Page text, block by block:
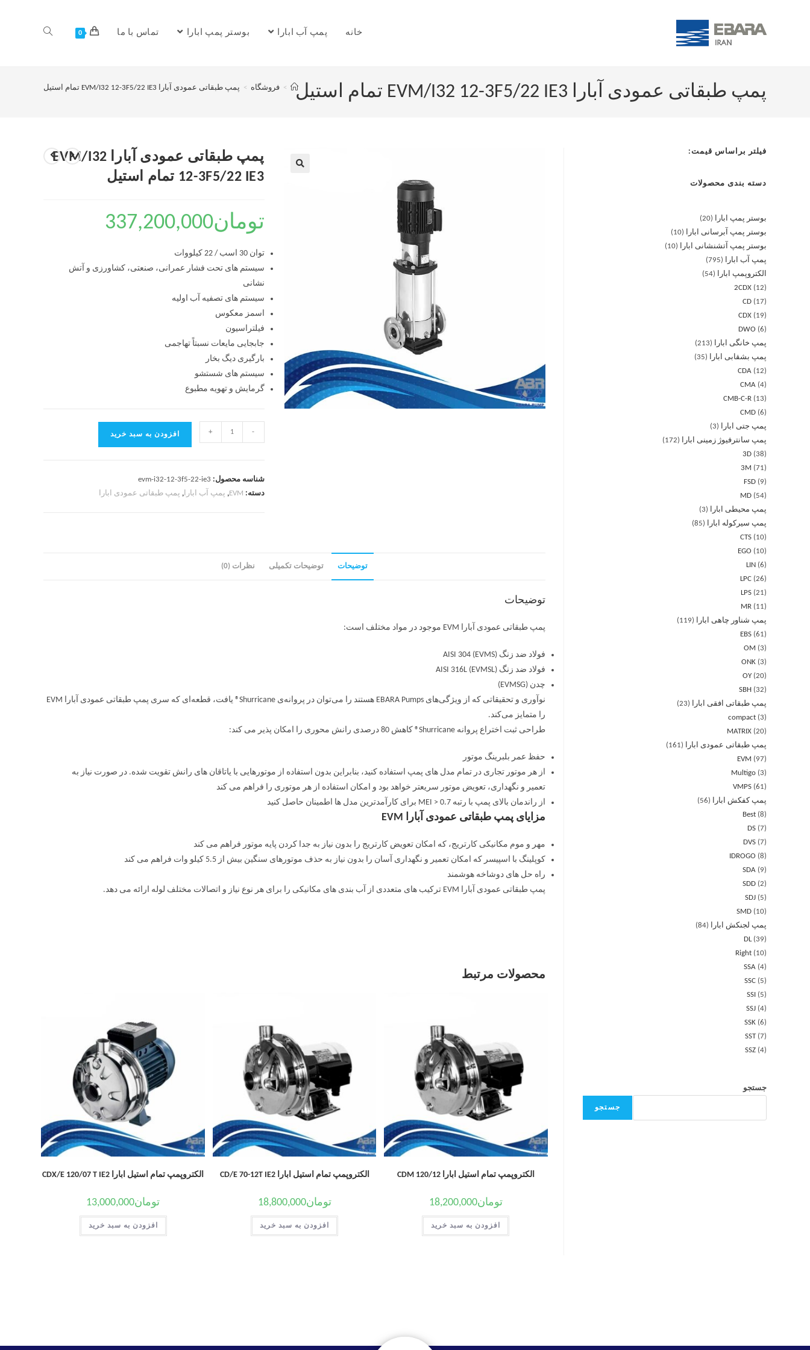
خانه پمپ آب ابارا بوستر پمپ ابارا تماس با ما 0
پمپ طبقاتی عمودی آبارا EVM/I32 12-3F5/22 IE3 تمام استیل > فروشگاه > پمپ طبقاتی عمودی آبارا EVM/I32 12-3F5/22 IE3 تمام استیل
پمپ طبقاتی عمودی آبارا EVM/I32
12-3F5/22 IE3 تمام استیل
تومان337,200,000
توان 30 اسب / 22 کیلووات
سیستم های تحت فشار عمرانی، صنعتی، کشاورزی و آتش
نشانی
سیستم های تصفیه آب اولیه
اسمز معکوس
فیلتراسیون
جابجایی مایعات نسبتاً تهاجمی
بارگیری دیگ بخار
سیستم های شستشو
گرمایش و تهویه مطبوع
-
+ افزودن به سبد خرید
شناسه محصول: evm-i32-12-3f5-22-ie3
دسته: EVM
, پمپ آب ابارا, پمپ طبقاتی عمودی ابارا
توضیحات توضیحات تکمیلی نظرات (0)
توضیحات
پمپ طبقاتی عمودی آبارا EVM موجود در مواد مختلف است:
فولاد ضد زنگ AISI 304 (EVMS)
فولاد ضد زنگ AISI 316L (EVMSL)
چدن (EVMSG)
نوآوری و تحقیقاتی که از ویژگی‌های EBARA Pumps هستند را می‌توان در پروانه‌ی Shurricane® یافت، قطعه‌ای که سری پمپ طبقاتی عمودی آبارا EVM
را متمایز می‌کند.
طراحی ثبت اختراع پروانه Shurricane® کاهش 80 درصدی رانش محوری را امکان پذیر می کند:
حفظ عمر بلبرینگ موتور
از هر موتور تجاری در تمام مدل های پمپ استفاده کنید، بنابراین بدون استفاده از موتورهایی با یاتاقان های رانش تقویت شده. در صورت نیاز به
تعمیر و نگهداری، تعویض موتور سریعتر خواهد بود و امکان استفاده از هر موتوری را فراهم می کند
از راندمان بالای پمپ با رتبه MEI > 0.7 برای کارآمدترین مدل ها اطمینان حاصل کنید
مزایای پمپ طبقاتی عمودی آبارا EVM
مهر و موم مکانیکی کارتریج، که امکان تعویض کارتریج را بدون نیاز به جدا کردن پایه موتور فراهم می کند
کوپلینگ با اسپیسر که امکان تعمیر و نگهداری آسان را بدون نیاز به حذف موتورهای سنگین بیش از 5.5 کیلو وات فراهم می کند
راه حل های دوشاخه هوشمند
پمپ طبقاتی عمودی آبارا EVM ترکیب های متعددی از آب بندی های مکانیکی را برای هر نوع نیاز و اتصالات مختلف لوله ارائه می دهد.
محصولات مرتبط
الکتروپمپ تمام استیل ابارا CDM 120/12
تومان18,200,000
افزودن به سبد خرید
الکتروپمپ تمام استیل ابارا CD/E 70-12T IE2
تومان18,800,000
افزودن به سبد خرید
الکتروپمپ تمام استیل ابارا CDX/E 120/07 T IE2
تومان13,000,000
افزودن به سبد خرید
فیلتر براساس قیمت:
دسته بندی محصولات
بوستر پمپ ابارا
20
بوستر پمپ آبرسانی ابارا
10
بوستر پمپ آتشنشانی ابارا
10
پمپ آب ابارا
795
الکتروپمپ ابارا
54
2CDX
12
CD
17
CDX
19
DWO
6
پمپ خانگی ابارا
213
پمپ بشقابی ابارا
35
CDA
12
CMA 4
CMB-C-R
13
CMD 6
پمپ جتی ابارا
3
پمپ سانترفیوژ زمینی ابارا
172
3D 38
3M
71
FSD
9
MD
54
پمپ محیطی ابارا
3
پمپ سیرکوله ابارا
85
CTS
10
EGO
10
LIN 6
LPC 26
LPS 21
MR
11
پمپ شناور چاهی ابارا
119
EBS 61
OM
3
ONK 3
OY 20
SBH 32
پمپ طبقاتی افقی ابارا
23
compact 3
MATRIX 20
پمپ طبقاتی عمودی ابارا
161
EVM
97
Multigo 3
VMPS 61
پمپ کفکش ابارا
56
Best 8
DS 7
DVS 7
IDROGO
8
SDA
9
SDD 2
SDJ
5
SMD
10
پمپ لجنکش ابارا
84
DL 39
Right
10
SSA 4
SSC
5
SSI
5
SSJ 4
SSK 6
SST 7
SSZ 4
جستجو
جستجو